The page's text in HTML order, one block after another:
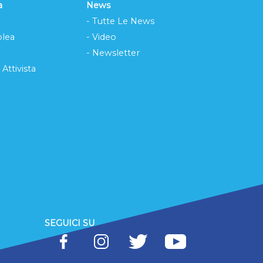
News
- Tutte Le News
- Video
- Newsletter
SEGUICI SU